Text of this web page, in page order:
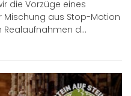
die Vorzüge eines
Mischung aus Stop-Motion
d...